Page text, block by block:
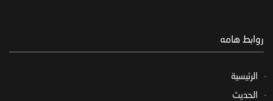
روابط هامه
الرئيسية
الحديث